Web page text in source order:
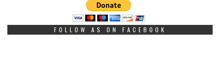
FOLLOW AS ON FACEBOOK